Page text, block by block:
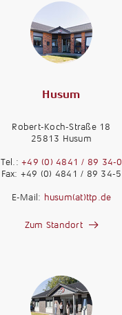
Husum
Robert-Koch-Straße 18
25813 Husum
Tel.: +49 (0) 4841 / 89 34-0
Fax: +49 (0) 4841 / 89 34-5
E-Mail: husum(at)ttp.de
Zum Standort